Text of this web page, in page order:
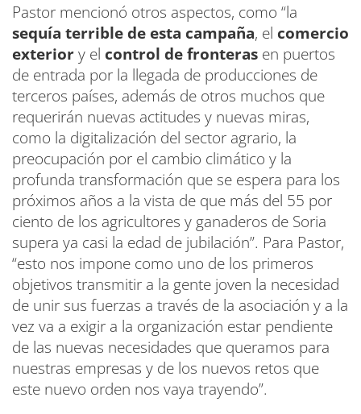
Pastor mencionó otros aspectos, como “la
sequía terrible de esta campaña, el comercio
exteriory el control de fronteras en puertos
de entrada por la llegada de producciones de
terceros países, además de otros muchos que
requerirán nuevas actitudes y nuevas miras,
como la digitalización del sector agrario, la
preocupación por el cambio climático y la
profunda transformación que se espera para los
próximos años a la vista de que más del 55 por
ciento de los agricultores y ganaderos de Soria
supera ya casi la edad de jubilación”. Para Pastor,
“esto nos impone como uno de los primeros
objetivos transmitir a la gente joven la necesidad
de unir sus fuerzas a través de la asociación y a la
vez va a exigir a la organización estar pendiente
de las nuevas necesidades que queramos para
nuestras empresas y de los nuevos retos que
este nuevo orden nos vaya trayendo”.